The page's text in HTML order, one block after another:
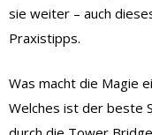
sie weiter – auch
Praxistipps.
Was macht die Magie
Welches ist der beste